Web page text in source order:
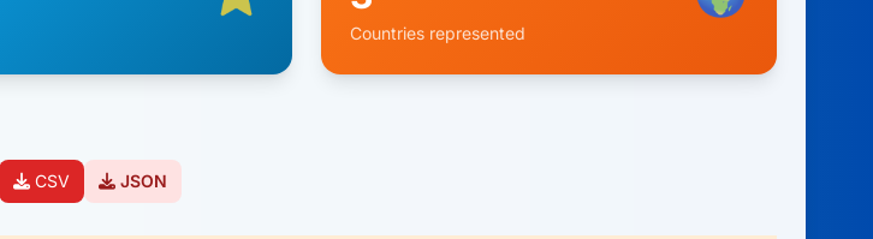
Countries represented
CSV JSON